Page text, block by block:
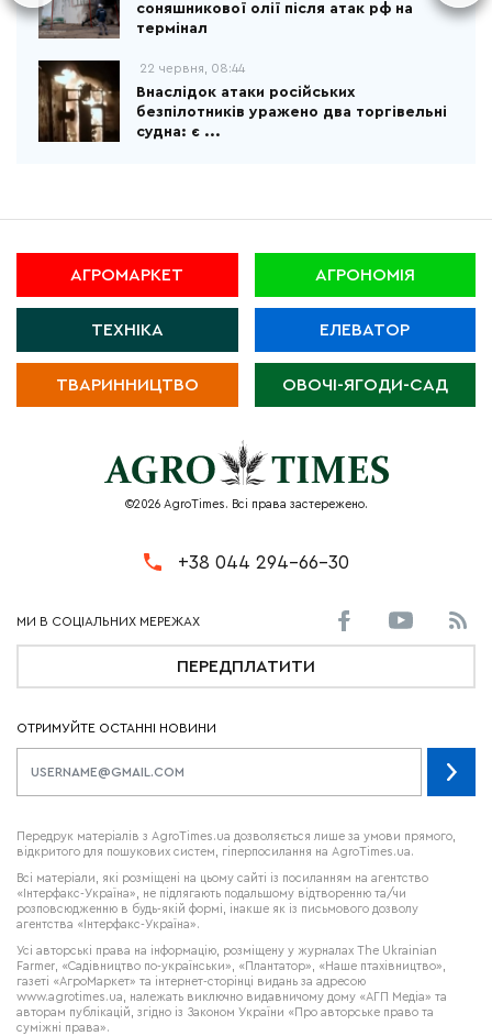
соняшникової олії після атак рф на
термінал
22 червня, 08:44
Внаслідок атаки російських
безпілотників уражено два торгівельні
судна: є ...
АГРОМАРКЕТ АГРОНОМІЯ
ТЕХНІКА ЕЛЕВАТОР
ТВАРИННИЦТВО ОВОЧІ-ЯГОДИ-САД
©2026 AgroTimes. Всі права застережено.
+38 044 294-66-30
ПЕРЕДПЛАТИТИ
ОТРИМУЙТЕ ОСТАННІ НОВИНИ
Передрук матеріалів з AgroTimes.ua дозволяється лише за умови прямого,
відкритого для пошукових систем, гіперпосилання на AgroTimes.ua.
Всі матеріали, які розміщені на цьому сайті із посиланням на агентство
«Інтерфакс-Україна», не підлягають подальшому відтворенню та/чи
розповсюдженню в будь-якій формі, інакше як із письмового дозволу
агентства «Інтерфакс-Україна».
Усі авторські права на інформацію, розміщену у журналах The Ukrainian
Farmer, «Садівництво по-українськи», «Плантатор», «Наше птахівництво»,
газеті «АгроМаркет» та інтернет-сторінці видань за адресою
www.agrotimes.ua, належать виключно видавничому дому «АГП Медіа» та
авторам публікацій, згідно із Законом України «Про авторське право та
суміжні права».